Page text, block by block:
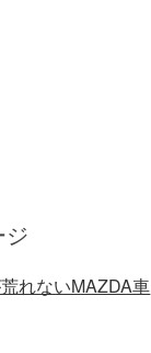
ジ
れないMAZDA車